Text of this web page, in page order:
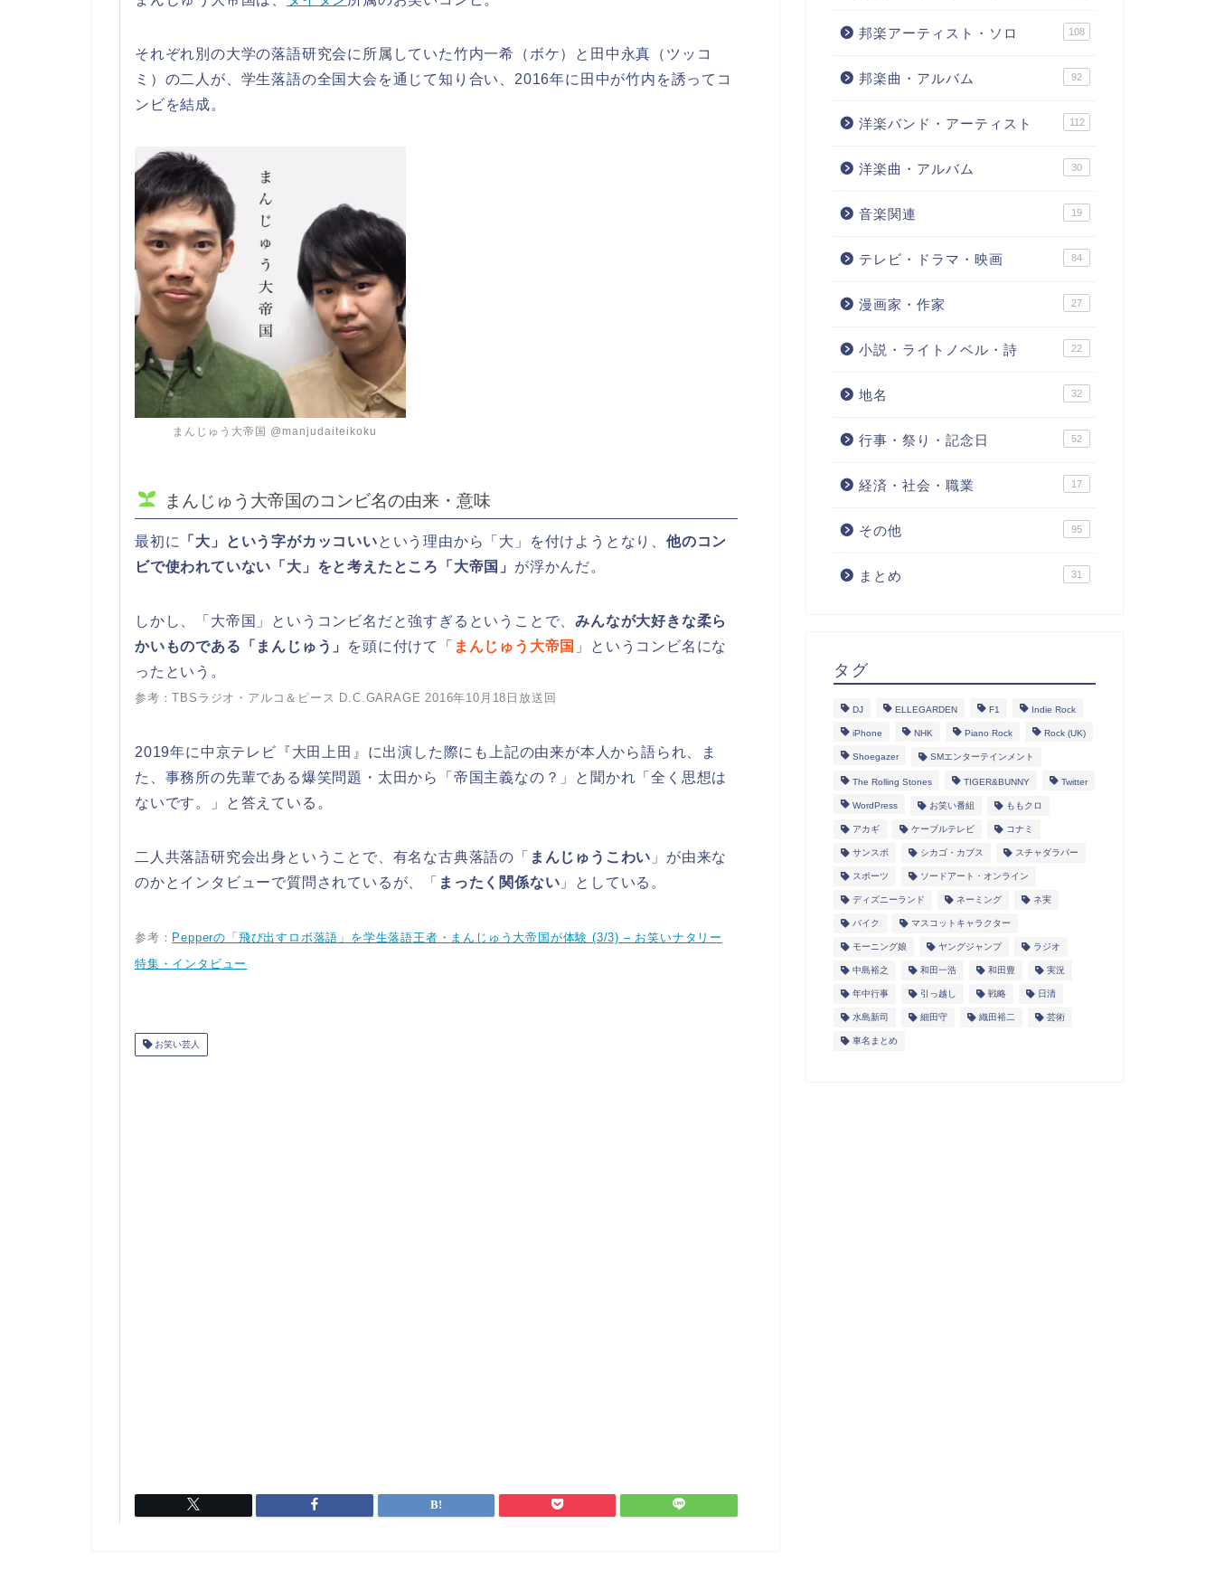
それぞれ別の大学の落語研究会に所属していた竹内一希（ボケ）と田中永真（ツッコ
ミ）の二人が、学生落語の全国大会を通じて知り合い、2016年に田中が竹内を誘ってコ
ンビを結成。
まんじゅう大帝国 @manjudaiteikoku
まんじゅう大帝国のコンビ名の由来・意味
最初に 「大」という字がカッコいいという理由から「大」を付けようとなり、他のコン
ビで使われていない「大」をと考えたところ「大帝国」 が浮かんだ。
しかし、「大帝国」というコンビ名だと強すぎるということで、みんなが大好きな柔ら
かいものである「まんじゅう」
を頭に付けて「 まんじゅう大帝国 」というコンビ名にな
ったという。
参考：TBSラジオ・アルコ＆ピース D.C.GARAGE 2016年10月18日放送回
2019年に中京テレビ『大田上田』に出演した際にも上記の由来が本人から語られ、ま
た、事務所の先輩である爆笑問題・太田から「帝国主義なの？」と聞かれ「全く思想は
ないです。」と答えている。
二人共落語研究会出身ということで、有名な古典落語の「 まんじゅうこわい 」が由来な
のかとインタビューで質問されているが、「 まったく関係ない 」としている。
参考： Pepperの「飛び出すロボ落語」を学生落語王者・まんじゅう大帝国が体験 (3/3) – お笑いナタリー
特集・インタビュー
お笑い芸人
邦楽アーティスト・ソロ 108
邦楽曲・アルバム 92
洋楽バンド・アーティスト 112
洋楽曲・アルバム 30
音楽関連 19
テレビ・ドラマ・映画 84
漫画家・作家 27
小説・ライトノベル・詩 22
地名 32
行事・祭り・記念日 52
経済・社会・職業 17
その他 95
まとめ 31
タグ
DJ ELLEGARDEN F1 Indie Rock
iPhone NHK Piano Rock Rock (UK)
Shoegazer SMエンターテインメント
The Rolling Stones TIGER&BUNNY Twitter
WordPress お笑い番組 ももクロ
アカギ ケーブルテレビ コナミ
サンスポ シカゴ・カブス スチャダラパー
スポーツ ソードアート・オンライン
ディズニーランド ネーミング ネ実
バイク マスコットキャラクター
モーニング娘 ヤングジャンプ ラジオ
中島裕之 和田一浩 和田豊 実況
年中行事 引っ越し 戦略 日清
水島新司 細田守 織田裕二 芸術
車名まとめ